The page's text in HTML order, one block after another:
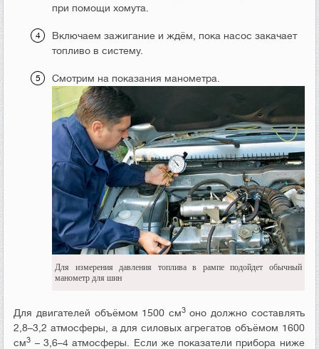
при помощи хомута.
Включаем зажигание и ждём, пока насос закачает
топливо в систему.
Смотрим на показания манометра.
Для измерения давления топлива в рампе подойдет обычный
манометр для шин
Для двигателей объёмом 1500 см3оно должно составлять
2,8–3,2 атмосферы, а для силовых агрегатов объёмом 1600
см3 – 3,6–4 атмосферы. Если же показатели прибора ниже